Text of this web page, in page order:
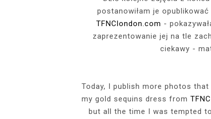
EVENTS
RAJSTOPY
postanowiłam je
TFNClondon.com -
zaprezentowanie jej na tle
ciekawy -
Today, I publish more photos
my gold sequins dress from
but all the time I was tempted